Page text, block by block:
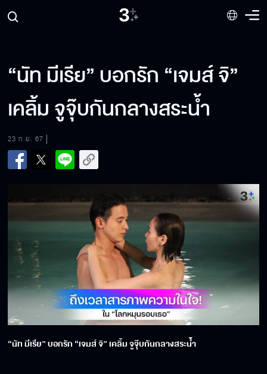
“นัท มีเรีย” บอกรัก “เจมส์ จิ”
เคลิ้ม จูจุ๊บกันกลางสระน้ำ
23 ก.ย. 67
“นัท มีเรีย” บอกรัก “เจมส์ จิ” เคลิ้ม จูจุ๊บกันกลางสระน้ำ